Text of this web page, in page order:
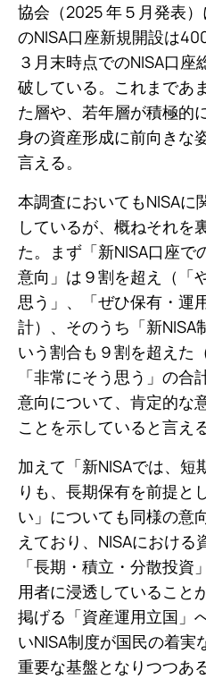
協会（2025 年５月発表
のNISA口座新規開設は
３月末時点でのNISA口
破している。これまであ
た層や、若年層が積極的
身の資産形成に前向きな
言える。
本調査においてもNISAに
しているが、概ねそれを
た。まず「新NISA口座で
意向」は９割を超え（「
思う」、「ぜひ保有・運
計）、そのうち「新NISA
いう割合も９割を超えた
「非常にそう思う」の合
意向について、肯定的な
ことを示していると言える
加えて「新NISAでは、短
りも、長期保有を前提と
い」についても同様の意
えており、NISAにおける
「長期・積立・分散投
用者に浸透していること
掲げる「資産運用立国」
いNISA制度が国民の着実
重要な基盤となりつつあ